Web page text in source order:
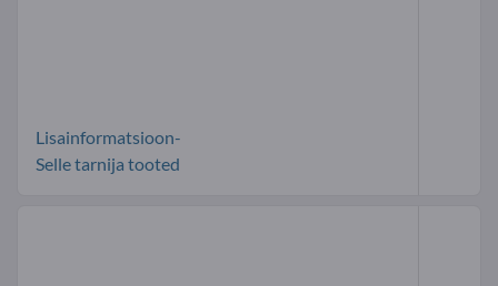
Lisainformatsioon-
Selle tarnija tooted